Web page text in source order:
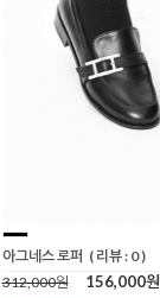
아그네스 로퍼 ( 리뷰 : 0 )
312,000원
156,000원